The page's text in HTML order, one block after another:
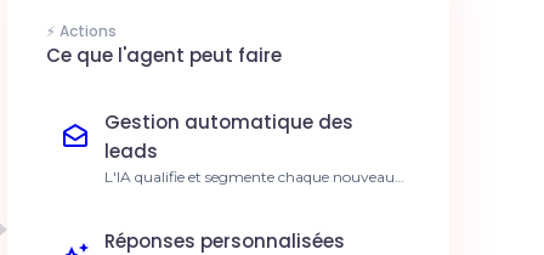
⚡ Actions
Ce que l'agent peut faire
Gestion automatique des
leads
L'IA qualifie et segmente chaque nouveau
traitement de 80%.
Réponses personnalisées